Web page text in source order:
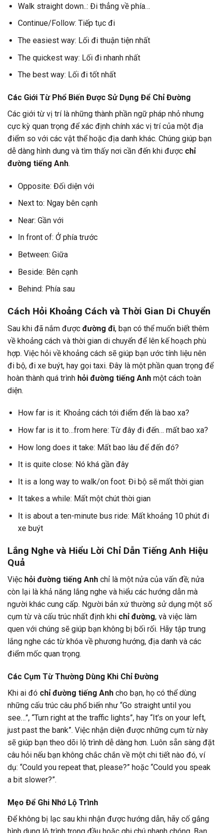
Walk straight down..: Đi thẳng về phía…
Continue/Follow: Tiếp tục đi
The easiest way: Lối đi thuận tiện nhất
The quickest way: Lối đi nhanh nhất
The best way: Lối đi tốt nhất
Các Giới Từ Phổ Biến Được Sử Dụng Để Chỉ Đường
Các giới từ vị trí là những thành phần ngữ pháp nhỏ nhưng
cực kỳ quan trọng để xác định chính xác vị trí của một địa
điểm so với các vật thể hoặc địa danh khác. Chúng giúp bạn
dễ dàng hình dung và tìm thấy nơi cần đến khi được chỉ
đường tiếng Anh.
Opposite: Đối diện với
Next to: Ngay bên cạnh
Near: Gần với
In front of: Ở phía trước
Between: Giữa
Beside: Bên cạnh
Behind: Phía sau
Cách Hỏi Khoảng Cách và Thời Gian Di Chuyển
Sau khi đã nắm được đường đi, bạn có thể muốn biết thêm
về khoảng cách và thời gian di chuyển để lên kế hoạch phù
hợp. Việc hỏi về khoảng cách sẽ giúp bạn ước tính liệu nên
đi bộ, đi xe buýt, hay gọi taxi. Đây là một phần quan trọng để
hoàn thành quá trình hỏi đường tiếng Anh một cách toàn
diện.
How far is it: Khoảng cách tới điểm đến là bao xa?
How far is it to…from here: Từ đây đi đến… mất bao xa?
How long does it take: Mất bao lâu để đến đó?
It is quite close: Nó khá gần đây
It is a long way to walk/on foot: Đi bộ sẽ mất thời gian
It takes a while: Mất một chút thời gian
It is about a ten-minute bus ride: Mất khoảng 10 phút đi
xe buýt
Lắng Nghe và Hiểu Lời Chỉ Dẫn Tiếng Anh Hiệu
Quả
Việc hỏi đường tiếng Anh chỉ là một nửa của vấn đề; nửa
còn lại là khả năng lắng nghe và hiểu các hướng dẫn mà
người khác cung cấp. Người bản xứ thường sử dụng một số
cụm từ và cấu trúc nhất định khi chỉ đường, và việc làm
quen với chúng sẽ giúp bạn không bị bối rối. Hãy tập trung
lắng nghe các từ khóa về phương hướng, địa danh và các
điểm mốc quan trọng.
Các Cụm Từ Thường Dùng Khi Chỉ Đường
Khi ai đó chỉ đường tiếng Anh cho bạn, họ có thể dùng
những cấu trúc câu phổ biến như “Go straight until you
see…”, “Turn right at the traffic lights”, hay “It’s on your left,
just past the bank”. Việc nhận diện được những cụm từ này
sẽ giúp bạn theo dõi lộ trình dễ dàng hơn. Luôn sẵn sàng đặt
câu hỏi nếu bạn không chắc chắn về một chi tiết nào đó, ví
dụ: “Could you repeat that, please?” hoặc “Could you speak
a bit slower?”.
Mẹo Để Ghi Nhớ Lộ Trình
Để không bị lạc sau khi nhận được hướng dẫn, hãy cố gắng